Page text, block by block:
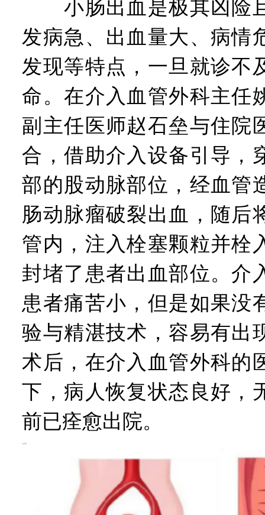
小肠出血是极其凶险
发病急、出血量大、病情
发现等特点，一旦就诊不
命。在介入血管外科主任
副主任医师赵石垒与住院
合，借助介入设备引导，
部的股动脉部位，经血管
肠动脉瘤破裂出血，随后
管内，注入栓塞颗粒并栓
封堵了患者出血部位。介
患者痛苦小，但是如果没
验与精湛技术，容易有出
术后，在介入血管外科的
下，病人恢复状态良好，
前已痊愈出院。